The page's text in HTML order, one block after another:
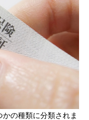
の種類に分類されま